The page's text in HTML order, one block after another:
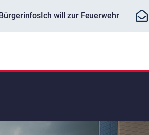
BürgerinfosIch will zur Feuerwehr